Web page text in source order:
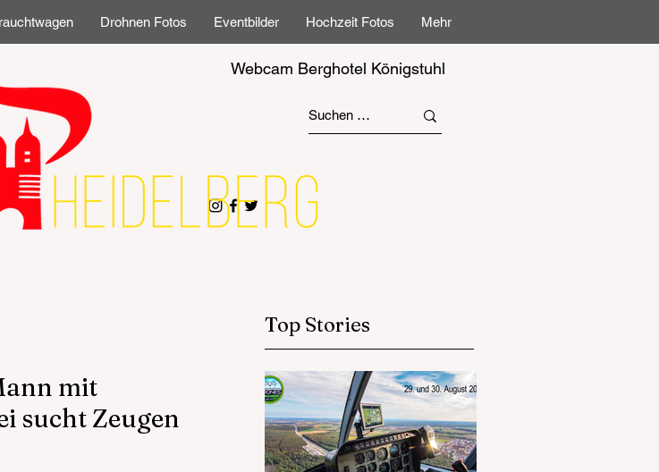
Drohnen Fotos Eventbilder Hochzeit Fotos Mehr
Webcam Berghotel Königstuhl
mit
sucht Zeugen
Top Stories